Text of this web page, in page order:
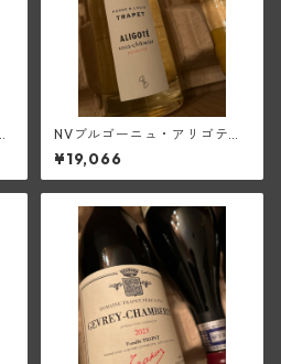
NVブルゴーニュ・アリゴテ・
スー・シャトレ・パスリエ【3
75ml／白甘口】(ピエール・
エ・ルイ・トラペ)
¥19,066